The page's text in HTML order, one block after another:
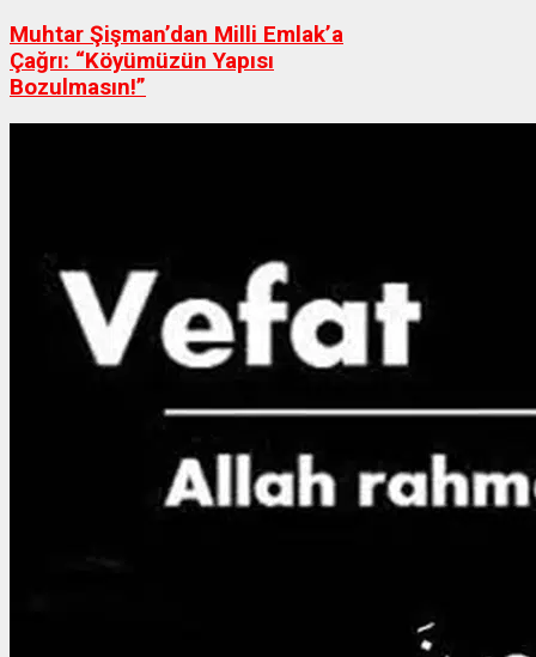
Muhtar Şişman’dan Milli Emlak’a
Çağrı: “Köyümüzün Yapısı
Bozulmasın!”